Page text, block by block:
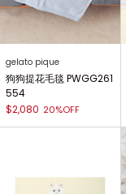
gelato pique
狗狗提花毛毯 PWGG261
554
$2,080 20%OFF